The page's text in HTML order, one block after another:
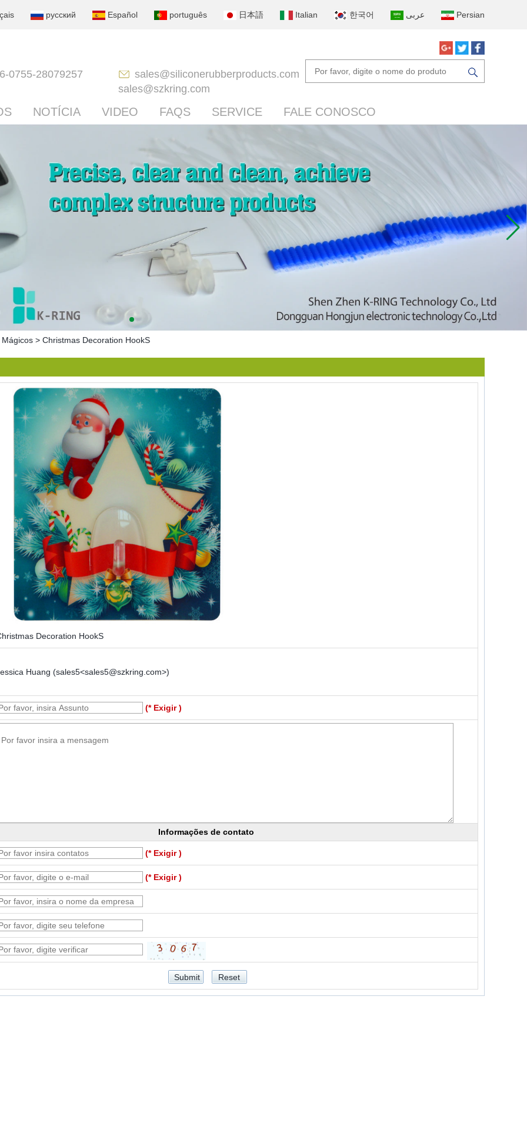
русский Español português 日本語 Italian 한국어 عربى Persian
0755-28079257
sales@siliconerubberproducts.com
sales@szkring.com
NOTÍCIA VIDEO FAQS SERVICE FALE CONOSCO
> Christmas Decoration HookS
Decoration HookS
Huang (sales5<sales5@szkring.com>)
(* Exigir )
Informações de contato
(* Exigir )
(* Exigir )